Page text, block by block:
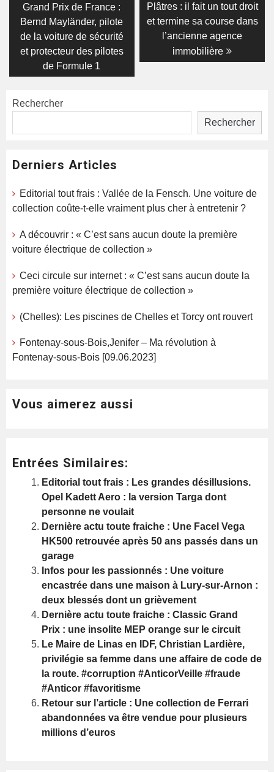
de
l’article
post:
Grand Prix de France :
Bernd Mayländer, pilote
de la voiture de sécurité
et protecteur des pilotes
de Formule 1
post:
Plâtres : il fait un tout droit
et termine sa course dans
l’ancienne agence
immobilière
Rechercher
Rechercher
Derniers Articles
Editorial tout frais : Vallée de la Fensch. Une voiture de
collection coûte-t-elle vraiment plus cher à entretenir ?
A découvrir : « C’est sans aucun doute la première
voiture électrique de collection »
Ceci circule sur internet : « C’est sans aucun doute la
première voiture électrique de collection »
(Chelles): Les piscines de Chelles et Torcy ont rouvert
Fontenay-sous-Bois,Jenifer – Ma révolution à
Fontenay-sous-Bois [09.06.2023]
Vous aimerez aussi
Entrées Similaires:
Editorial tout frais : Les grandes désillusions.
Opel Kadett Aero : la version Targa dont
personne ne voulait
Dernière actu toute fraiche : Une Facel Vega
HK500 retrouvée après 50 ans passés dans un
garage
Infos pour les passionnés : Une voiture
encastrée dans une maison à Lury-sur-Arnon :
deux blessés dont un grièvement
Dernière actu toute fraiche : Classic Grand
Prix : une insolite MEP orange sur le circuit
Le Maire de Linas en IDF, Christian Lardière,
privilégie sa femme dans une affaire de code de
la route. #corruption #AnticorVeille #fraude
#Anticor #favoritisme
Retour sur l’article : Une collection de Ferrari
abandonnées va être vendue pour plusieurs
millions d’euros